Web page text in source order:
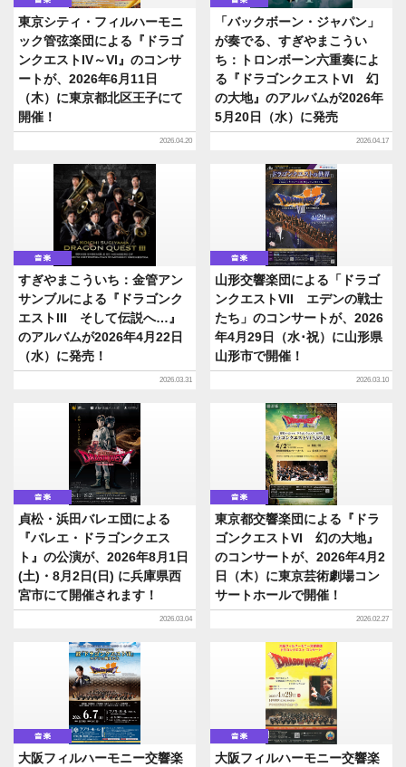
音楽
東京シティ・フィルハーモニ
ック管弦楽団による『ドラゴ
ンクエストIV～VI』のコンサ
ートが、2026年6月11日
（木）に東京都北区王子にて
開催！
2026.04.20
音楽
「バックボーン・ジャパン」
が奏でる、すぎやまこうい
ち：トロンボーン六重奏によ
る『ドラゴンクエストVI 幻
の大地』のアルバムが2026年
5月20日（水）に発売
2026.04.17
音楽
すぎやまこういち：金管アン
サンブルによる『ドラゴンク
エストIII そして伝説へ…』
のアルバムが2026年4月22日
（水）に発売！
2026.03.31
音楽
山形交響楽団による「ドラゴ
ンクエストVII エデンの戦士
たち」のコンサートが、2026
年4月29日（水･祝）に山形県
山形市で開催！
2026.03.10
音楽
貞松・浜田バレエ団による
『バレエ・ドラゴンクエス
ト』の公演が、2026年8月1日
(土)・8月2日(日) に兵庫県西
宮市にて開催されます！
2026.03.04
音楽
東京都交響楽団による『ドラ
ゴンクエストVI 幻の大地』
のコンサートが、2026年4月2
日（木）に東京芸術劇場コン
サートホールで開催！
2026.02.27
音楽
大阪フィルハーモニー交響楽
音楽
大阪フィルハーモニー交響楽